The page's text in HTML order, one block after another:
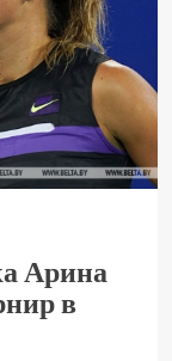
Арина
в